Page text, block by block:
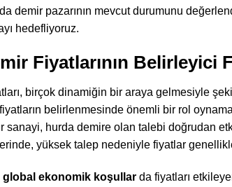
demir pazarının mevcut durumunu
hedefliyoruz.
Fiyatlarının Belirleyici
birçok dinamiğin bir araya gelmesiyle
belirlenmesinde önemli bir rol
sanayi, hurda demire olan talebi doğrudan
yüksek talep nedeniyle fiyatlar
global ekonomik koşullar da fiyatları